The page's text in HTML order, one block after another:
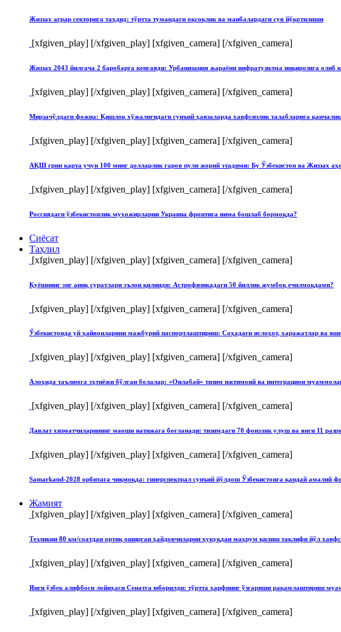
Жиззах аграр секторига таҳдид: тўртта тумандаги оқсоқлик ва манбалардаги сув йўқотилиши
[xfgiven_play] [/xfgiven_play] [xfgiven_camera] [/xfgiven_camera]
Жиззах 2043 йилгача 2 баробарга кенгаяди: Урбанизация жараёни инфратузилма инқирозига олиб
[xfgiven_play] [/xfgiven_play] [xfgiven_camera] [/xfgiven_camera]
Мирзачўлдаги фожиа: Қишлоқ хўжалигидаги сунъий ҳавзаларда хавфсизлик талабларига
[xfgiven_play] [/xfgiven_play] [xfgiven_camera] [/xfgiven_camera]
АҚШ грин карта учун 100 минг долларлик гаров пули жорий этадими: Бу Ўзбекистон ва Жиззах
[xfgiven_play] [/xfgiven_play] [xfgiven_camera] [/xfgiven_camera]
Россиядаги ўзбекистонлик муҳожирларни Украина фронтига нима бошлаб бормоқда?
Сиёсат
Таҳлил
[xfgiven_play] [/xfgiven_play] [xfgiven_camera] [/xfgiven_camera]
Қуёшнинг энг аниқ суратлари эълон қилинди: Астрофизикадаги 50 йиллик жумбоқ ечилмоқдами?
[xfgiven_play] [/xfgiven_play] [xfgiven_camera] [/xfgiven_camera]
Ўзбекистонда уй ҳайвонларини мажбурий паспортлаштириш: Соҳадаги ислоҳот, харажатлар ва
[xfgiven_play] [/xfgiven_play] [xfgiven_camera] [/xfgiven_camera]
Алоҳида таълимга эҳтиёжи бўлган болалар: «Оилабай» тизим ижтимоий ва интеграцион
[xfgiven_play] [/xfgiven_play] [xfgiven_camera] [/xfgiven_camera]
Давлат хизматчиларининг маоши натижага боғланади: тизимдаги 70 фоизлик улуш ва янги 11
[xfgiven_play] [/xfgiven_play] [xfgiven_camera] [/xfgiven_camera]
Samarkand-2028 орбитага чиқмоқда: гиперспектрал сунъий йўлдош Ўзбекистонга қандай амалий
Жамият
[xfgiven_play] [/xfgiven_play] [xfgiven_camera] [/xfgiven_camera]
Тезликни 80 км/соатдан ортиқ оширган ҳайдовчиларни ҳуқуқдан маҳрум қилиш таклифи йўл
[xfgiven_play] [/xfgiven_play] [xfgiven_camera] [/xfgiven_camera]
Янги ўзбек алифбоси лойиҳаси Сенатга юборилди: тўртта ҳарфнинг ўзгариши рақамлаштириш
[xfgiven_play] [/xfgiven_play] [xfgiven_camera] [/xfgiven_camera]